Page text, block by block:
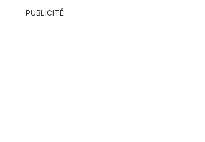
PUBLICITÉ